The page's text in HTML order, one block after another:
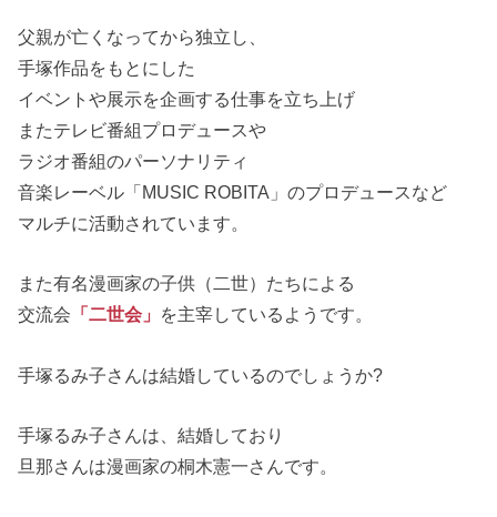
父親が亡くなってから独立し、
手塚作品をもとにした
イベントや展示を企画する仕事を立ち上げ
またテレビ番組プロデュースや
ラジオ番組のパーソナリティ
音楽レーベル「MUSIC ROBITA」のプロデュースなど
マルチに活動されています。
また有名漫画家の子供（二世）たちによる
交流会 「二世会」 を主宰しているようです。
手塚るみ子さんは結婚しているのでしょうか?
手塚るみ子さんは、結婚しており
旦那さんは漫画家の桐木憲一さんです。